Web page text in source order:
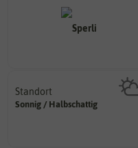
Standort
Sonnig / Halbschattig
Pflanze? (schattig, halbschattig,
sonnig, vollsonnig)